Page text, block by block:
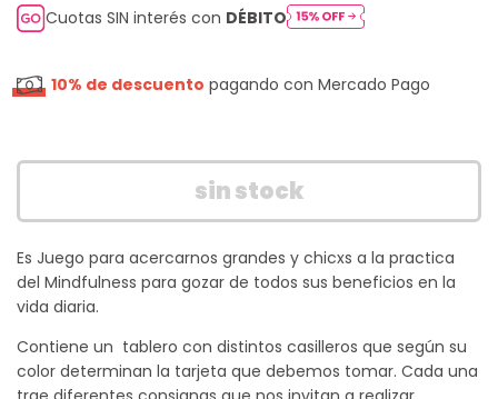
Cuotas SIN interés con DÉBITO
10% de descuento pagando con Mercado Pago
Es Juego para acercarnos grandes y chicxs a la practica
del Mindfulness para gozar de todos sus beneficios en la
vida diaria.
Contiene un tablero con distintos casilleros que según su
color determinan la tarjeta que debemos tomar. Cada una